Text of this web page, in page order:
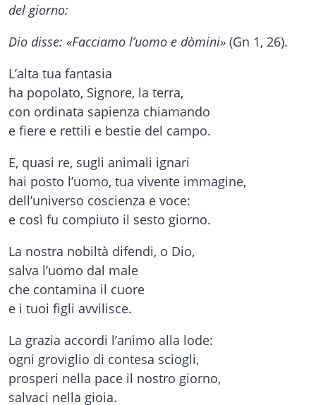
del giorno:
Dio disse: «Facciamo l’uomo e dòmini» (Gn 1, 26).
L’alta tua fantasia
ha popolato, Signore, la terra,
con ordinata sapienza chiamando
e fiere e rettili e bestie del campo.
E, quasi re, sugli animali ignari
hai posto l’uomo, tua vivente immagine,
dell’universo coscienza e voce:
e così fu compiuto il sesto giorno.
La nostra nobiltà difendi, o Dio,
salva l’uomo dal male
che contamina il cuore
e i tuoi figli avvilisce.
La grazia accordi l’animo alla lode:
ogni groviglio di contesa sciogli,
prosperi nella pace il nostro giorno,
salvaci nella gioia.